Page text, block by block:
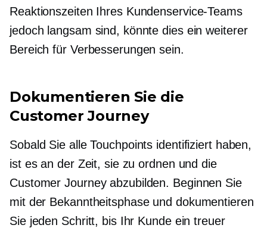
Reaktionszeiten Ihres Kundenservice-Teams
jedoch langsam sind, könnte dies ein weiterer
Bereich für Verbesserungen sein.
Dokumentieren Sie die
Customer Journey
Sobald Sie alle Touchpoints identifiziert haben,
ist es an der Zeit, sie zu ordnen und die
Customer Journey abzubilden. Beginnen Sie
mit der Bekanntheitsphase und dokumentieren
Sie jeden Schritt, bis Ihr Kunde ein treuer